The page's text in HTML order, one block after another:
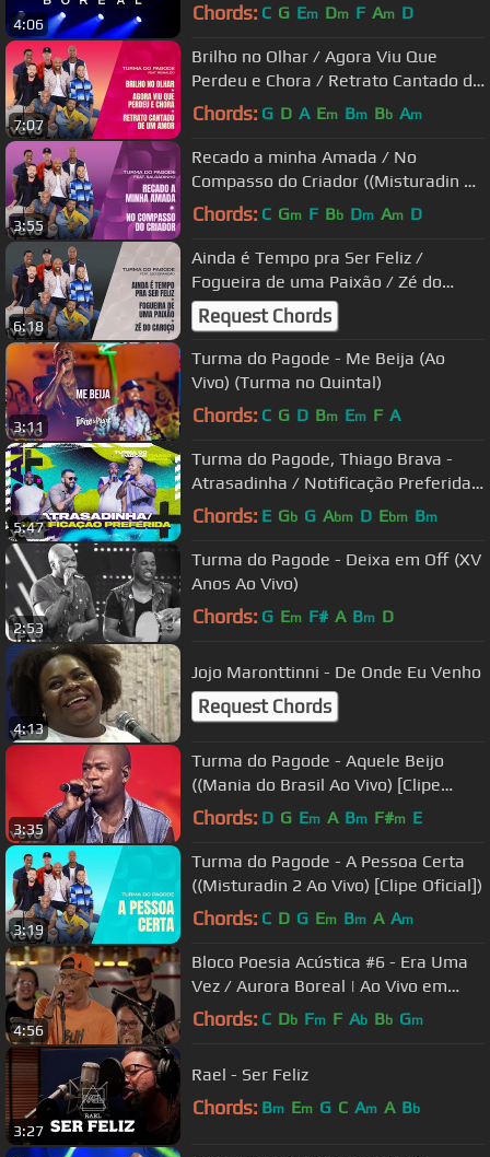
4:06 Chords: C G Em Dm F Am D
7:07
Brilho no Olhar / Agora Viu Que
Perdeu e Chora / Retrato Cantado de
um Amor ((Misturadi...
Chords: G D A Em Bm Bb Am
3:55
Recado a minha Amada / No
Compasso do Criador ((Misturadin 2
Ao Vivo) [Clipe Oficial])
Chords: C Gm F Bb Dm Am D
6:18
Ainda é Tempo pra Ser Feliz /
Fogueira de uma Paixão / Zé do
Caroço ((Misturadin 2 Ao V...
Request Chords
3:11
Turma do Pagode - Me Beija (Ao
Vivo) (Turma no Quintal)
Chords: C G D Bm Em F A
5:47
Turma do Pagode, Thiago Brava -
Atrasadinha / Notificação Preferida
(Ao Vivo)
Chords: E Gb G Abm D Ebm Bm
2:53
Turma do Pagode - Deixa em Off (XV
Anos Ao Vivo)
Chords: G Em F# A Bm D
4:13
Jojo Maronttinni - De Onde Eu Venho
Request Chords
3:35
Turma do Pagode - Aquele Beijo
((Mania do Brasil Ao Vivo) [Clipe
Oficial])
Chords: D G Em A Bm F#m E
3:19
Turma do Pagode - A Pessoa Certa
((Misturadin 2 Ao Vivo) [Clipe Oficial])
Chords: C D G Em Bm A Am
4:56
Bloco Poesia Acústica #6 - Era Uma
Vez / Aurora Boreal | Ao Vivo em
Goiânia
Chords: C Db Fm F Ab Bb Gm
3:27
Rael - Ser Feliz
Chords: Bm Em G C Am A Bb